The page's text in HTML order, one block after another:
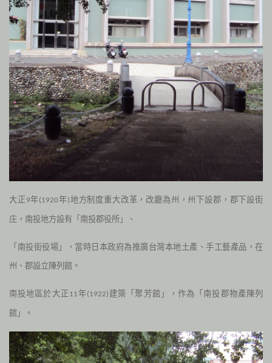
大正 9年(1920年)地方制度重大改革，改廳為州，州下設郡，郡下設街
庄，南投地方設有「南投郡役所」、
「南投街役場」，當時日本政府為推廣台灣本地土產、手工藝產品，在
州、郡設立陳列館。
南投地區於大正 11年(1922) 建築「聚芳館」，作為「南投郡物產陳列
館」。